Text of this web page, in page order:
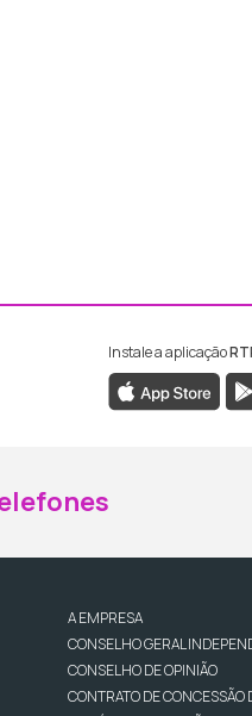
da RTP
da RTP
Instale a aplicação
A EMPRESA
CONSELHO GERAL
CONSELHO DE OPINIÃO
CONTRATO DE CONCESSÃO